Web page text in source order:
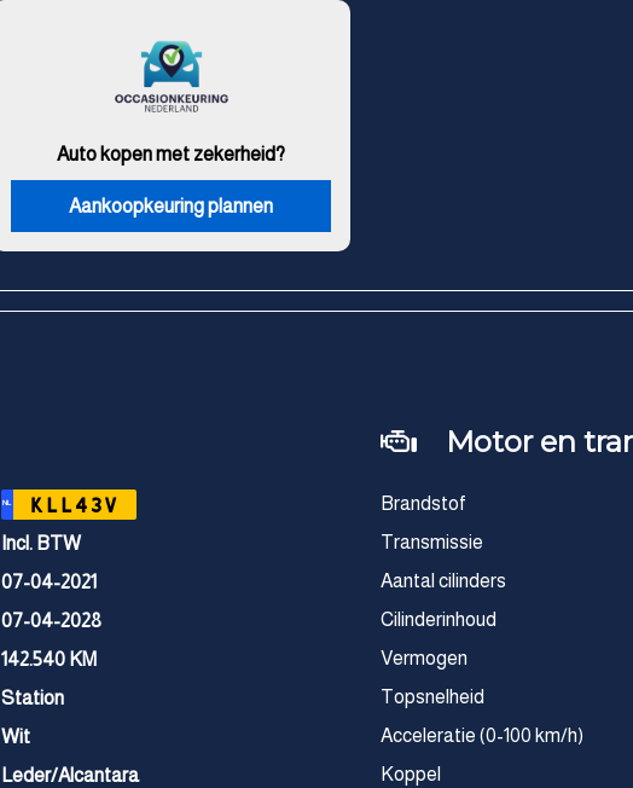
Auto kopen met zekerheid?
Aankoopkeuring plannen
NL KLL43V
Incl. BTW
07-04-2021
07-04-2028
142.540 KM
Station
Wit
Leder/Alcantara
Motor en
Brandstof
Transmissie
Aantal cilinders
Cilinderinhoud
Vermogen
Topsnelheid
Acceleratie (0-100 km/h)
Koppel